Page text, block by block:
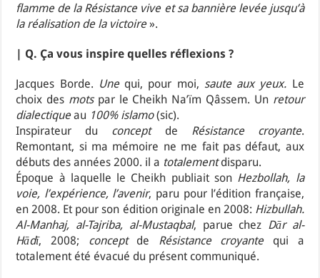
flamme de la Résistance vive et sa bannière levée jusqu’à
la réalisation de la victoire».
| Q. Ça vous inspire quelles réflexions ?
Jacques Borde. Unequi, pour moi, saute aux yeux. Le
choix des motspar le Cheikh Na’ïm Qâssem. Un retour
dialectiqueau 100% islamo(sic).
Inspirateur du conceptde Résistance croyante.
Remontant, si ma mémoire ne me fait pas défaut, aux
débuts des années 2000. il a totalementdisparu.
Époque à laquelle le Cheikh publiait son Hezbollah, la
voie, l’expérience, l’avenir, paru pour l’édition française,
en 2008. Et pour son édition originale en 2008: Hizbullah.
Al-Manhaj, al-Tajriba, al-Mustaqbal, parue chez Dār al-
Hādī, 2008; conceptde Résistance croyantequi a
totalement été évacué du présent communiqué.